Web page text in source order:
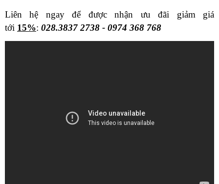
Liên hệ ngay để được nhận ưu đãi giảm giá
tới 15%: 028.3837 2738 - 0974 368 768